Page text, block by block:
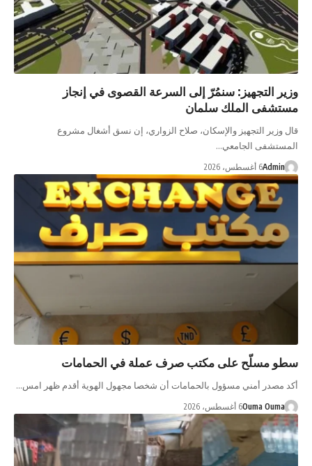
وزير التجهيز: سنمُرّ إلى السرعة القصوى في إنجاز
مستشفى الملك سلمان
قال وزير التجهيز والإسكان، صلاح الزواري، إن نسق أشغال مشروع
المستشفى الجامعي…
Admin6 أغسطس، 2026
سطو مسلّح على مكتب صرف عملة في الحمامات
أكد مصدر أمني مسؤول بالحمامات أن شخصا مجهول الهوية أقدم ظهر امس…
Ouma Ouma6 أغسطس، 2026